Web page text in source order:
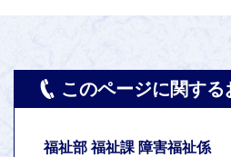
このページに関す
福祉部 福祉課 障害福祉係